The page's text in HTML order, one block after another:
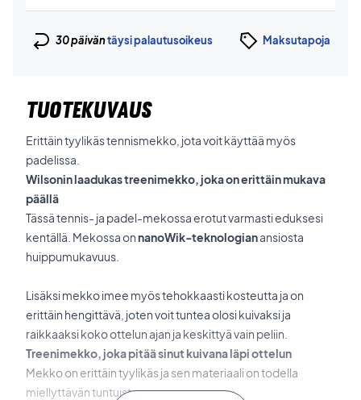
30 päiväntäysi palautusoikeus Maksutapoja
TUOTEKUVAUS
Erittäin tyylikäs tennismekko, jota voit käyttää myös
padelissa.
Wilsonin laadukas treenimekko, joka on erittäin mukava
päällä
Tässä tennis- ja padel-mekossa erotut varmasti eduksesi
kentällä. Mekossa onnanoWik-teknologianansiosta
huippumukavuus.
Lisäksi mekko imee myös tehokkaasti kosteutta ja on
erittäin hengittävä, joten voit tuntea olosi kuivaksi ja
raikkaaksi koko ottelun ajan ja keskittyä vain peliin.
Treenimekko, joka pitää sinut kuivana läpi ottelun
Mekko on erittäin tyylikäs ja sen materiaali on todella
miellyttävän tuntuista.